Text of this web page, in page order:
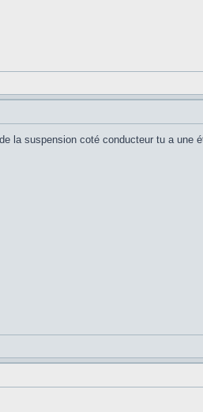
la suspension coté conducteur tu a une